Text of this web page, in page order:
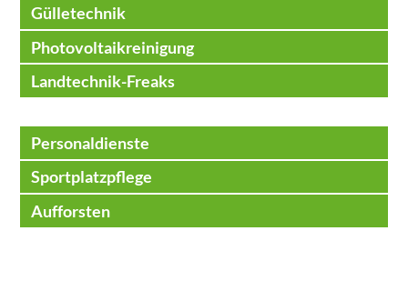
Gülletechnik
Photovoltaikreinigung
Landtechnik-Freaks
Personaldienste
Sportplatzpflege
Aufforsten